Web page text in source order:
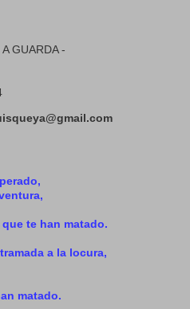
GUARDA -
te han matado.
a la locura,
matado.